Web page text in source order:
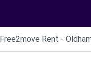
Free2move Rent -